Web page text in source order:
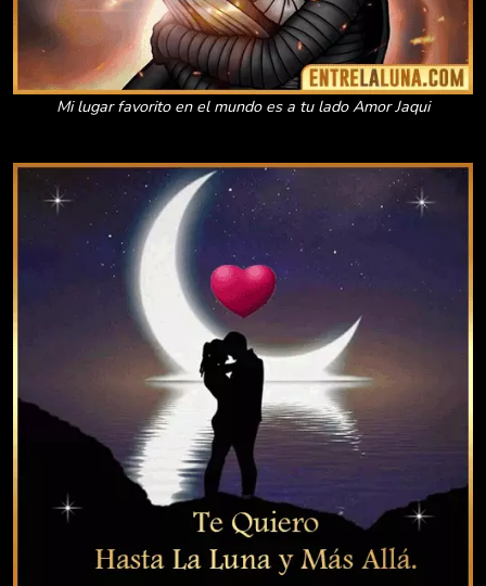
Mi lugar favorito en el mundo es a tu lado Amor Jaqui